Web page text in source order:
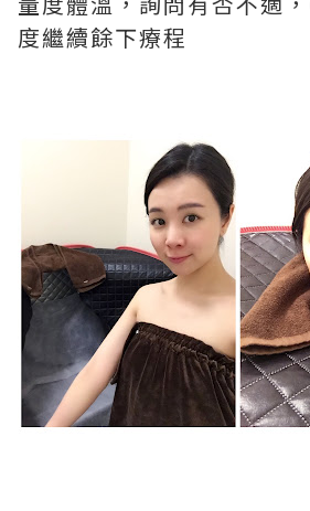
度繼續餘下療程